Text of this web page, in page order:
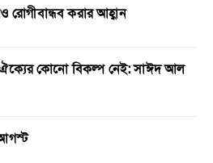
করার আহ্বান
ঐক্যের কোনো বিকল্প নেই: সাঈদ আল